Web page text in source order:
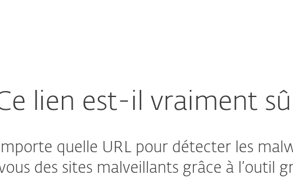
lien est-il vraiment
quelle URL pour détecter les
des sites malveillants grâce à l’outil